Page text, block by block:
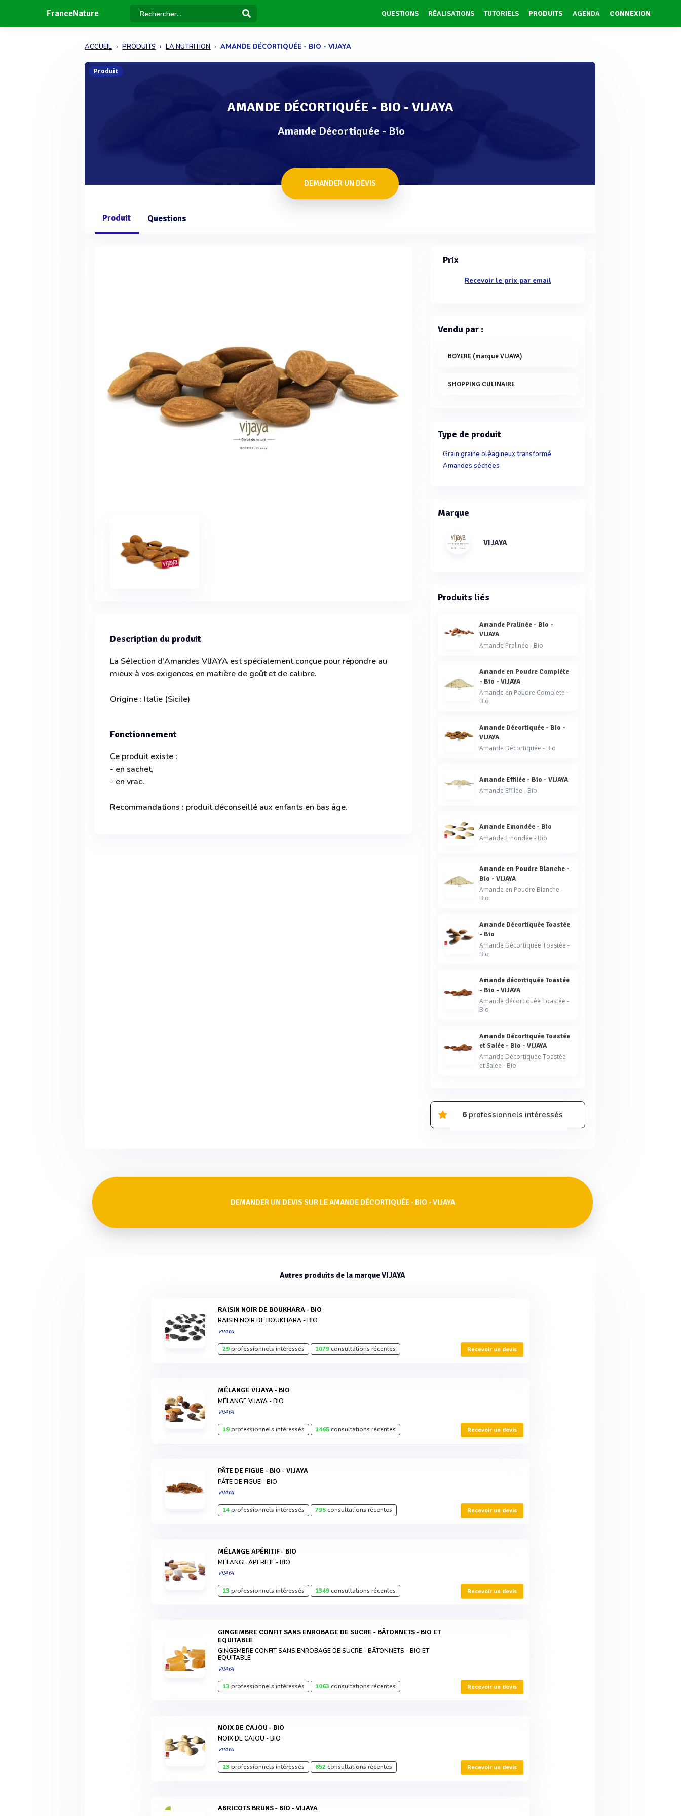
FranceNature QUESTIONS RÉALISATIONS TUTORIELS PRODUITS AGENDA CONNEXION
ACCUEIL PRODUITS LA NUTRITION AMANDE DÉCORTIQUÉE - BIO - VIJAYA
Produit
AMANDE DÉCORTIQUÉE - BIO - VIJAYA
Amande Décortiquée - Bio
DEMANDER UN DEVIS
Produit Questions
Description du produit
La Sélection d’Amandes VIJAYA est spécialement conçue pour répondre au
mieux à vos exigences en matière de goût et de calibre.
Origine : Italie (Sicile)
Fonctionnement
Ce produit existe :
- en sachet,
- en vrac.
Recommandations : produit déconseillé aux enfants en bas âge.
Prix
Recevoir le prix par email
Vendu par :
BOYERE (marque VIJAYA)
SHOPPING CULINAIRE
Type de produit
Grain graine oléagineux transformé
Amandes séchées
Marque
VIJAYA
Produits liés
Amande Pralinée - Bio -
VIJAYA
Amande Pralinée - Bio
Amande en Poudre Complète
- Bio - VIJAYA
Amande en Poudre Complète -
Bio
Amande Décortiquée - Bio -
VIJAYA
Amande Décortiquée - Bio
Amande Effilée - Bio - VIJAYA
Amande Effilée - Bio
Amande Emondée - Bio
Amande Emondée - Bio
Amande en Poudre Blanche -
Bio - VIJAYA
Amande en Poudre Blanche -
Bio
Amande Décortiquée Toastée
- Bio
Amande Décortiquée Toastée -
Bio
Amande décortiquée Toastée
- Bio - VIJAYA
Amande décortiquée Toastée -
Bio
Amande Décortiquée Toastée
et Salée - Bio - VIJAYA
Amande Décortiquée Toastée
et Salée - Bio
6professionnels intéressés
DEMANDER UN DEVIS SUR LE AMANDE DÉCORTIQUÉE - BIO - VIJAYA
Autres produits de la marque VIJAYA
RAISIN NOIR DE BOUKHARA - BIO
RAISIN NOIR DE BOUKHARA - BIO
VIJAYA
29professionnels intéressés 1079consultations récentes Recevoir un devis
MÉLANGE VIJAYA - BIO
MÉLANGE VIJAYA - BIO
VIJAYA
19professionnels intéressés 1465consultations récentes Recevoir un devis
PÂTE DE FIGUE - BIO - VIJAYA
PÂTE DE FIGUE - BIO
VIJAYA
14professionnels intéressés 795consultations récentes Recevoir un devis
MÉLANGE APÉRITIF - BIO
MÉLANGE APÉRITIF - BIO
VIJAYA
13 professionnels intéressés 1349consultations récentes Recevoir un devis
GINGEMBRE CONFIT SANS ENROBAGE DE SUCRE - BÂTONNETS - BIO ET
EQUITABLE
GINGEMBRE CONFIT SANS ENROBAGE DE SUCRE - BÂTONNETS - BIO ET
EQUITABLE
VIJAYA
13 professionnels intéressés 1063 consultations récentes Recevoir un devis
NOIX DE CAJOU - BIO
NOIX DE CAJOU - BIO
VIJAYA
13 professionnels intéressés 652consultations récentes Recevoir un devis
ABRICOTS BRUNS - BIO - VIJAYA